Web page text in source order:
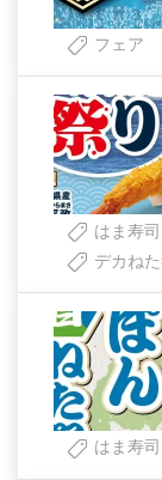
フェア
はま寿司
デカね
はま寿司